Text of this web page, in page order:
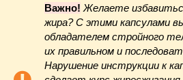
Важно! Желаете
жира? С этими капсулами
обладателем стройного
их правильном и
Нарушение инструкции к